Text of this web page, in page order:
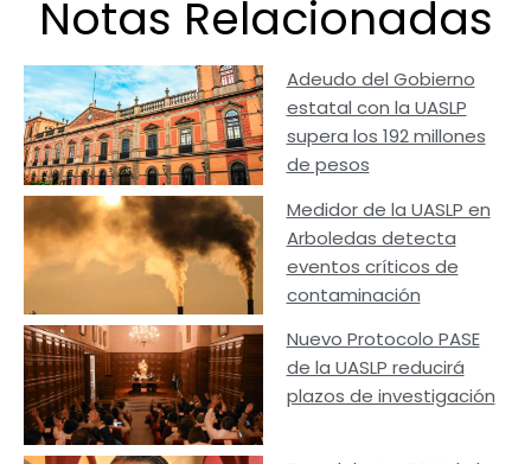
Notas Relacionadas
Adeudo del Gobierno
estatal con la UASLP
supera los 192 millones
de pesos
Medidor de la UASLP en
Arboledas detecta
eventos críticos de
contaminación
Nuevo Protocolo PASE
de la UASLP reducirá
plazos de investigación